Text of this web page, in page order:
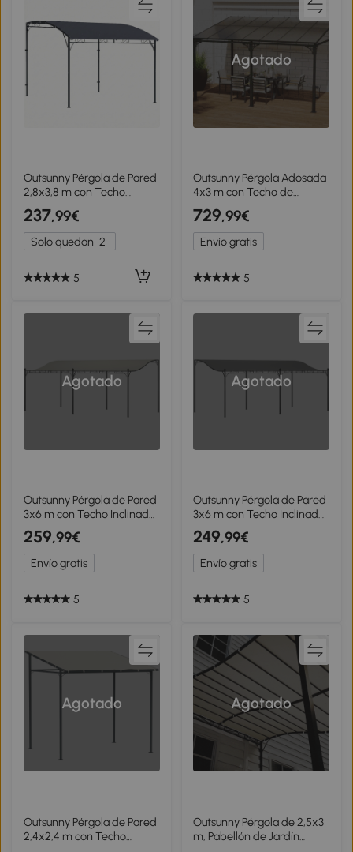
Outsunny Pérgola de Pared
2,8x3,8 m con Techo
Inclinado Orificios de
Drenaje y Estructura
Metálica Gris
237,99€
Solo quedan 2
5
Agotado
Outsunny Pérgola Adosada
4x3 m con Techo de
Policarbonato y Protección
UV, Marrón
729,99€
Envío gratis
5
Agotado
Outsunny Pérgola de Pared
3x6 m con Techo Inclinado
Orificios de Drenaje y
Estructura Metálica Blanco
Crema
259,99€
Envío gratis
5
Agotado
Outsunny Pérgola de Pared
3x6 m con Techo Inclinado
Orificios de Drenaje y
Estructura Metálica Gris
Oscuro
249,99€
Envío gratis
5
Agotado
Outsunny Pérgola de Pared
2,4x2,4 m con Techo
Agotado
Outsunny Pérgola de 2,5x3
m, Pabellón de Jardín